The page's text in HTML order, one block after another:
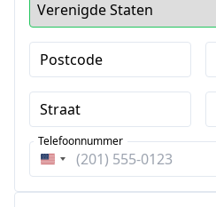
Postcode
Straat
Verenigde
Telefoonnummer